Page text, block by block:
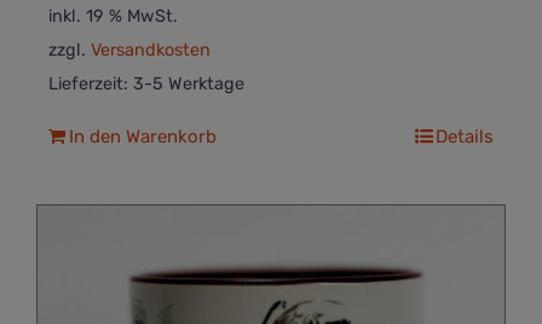
inkl. 19 % MwSt.
zzgl. Versandkosten
Lieferzeit: 3-5 Werktage
In den Warenkorb Details